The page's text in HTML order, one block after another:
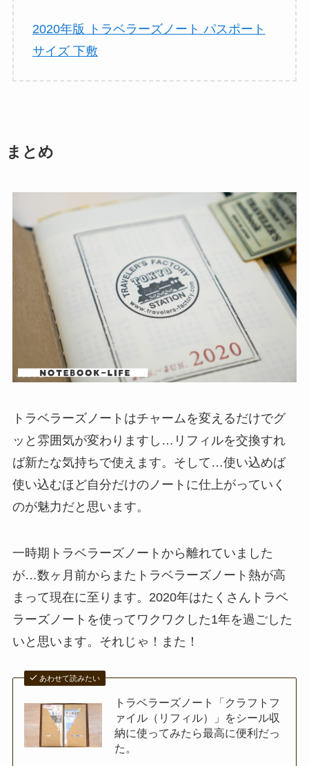
2020年版 トラベラーズノート パスポート
サイズ 下敷
まとめ
トラベラーズノートはチャームを変えるだけでグ
ッと雰囲気が変わりますし…リフィルを交換すれ
ば新たな気持ちで使えます。そして…使い込めば
使い込むほど自分だけのノートに仕上がっていく
のが魅力だと思います。
一時期トラベラーズノートから離れていました
が…数ヶ月前からまたトラベラーズノート熱が高
まって現在に至ります。2020年はたくさんトラベ
ラーズノートを使ってワクワクした1年を過ごした
いと思います。それじゃ！また！
あわせて読みたい
トラベラーズノート「クラフトフ
ァイル（リフィル）」をシール収
納に使ってみたら最高に便利だっ
た。